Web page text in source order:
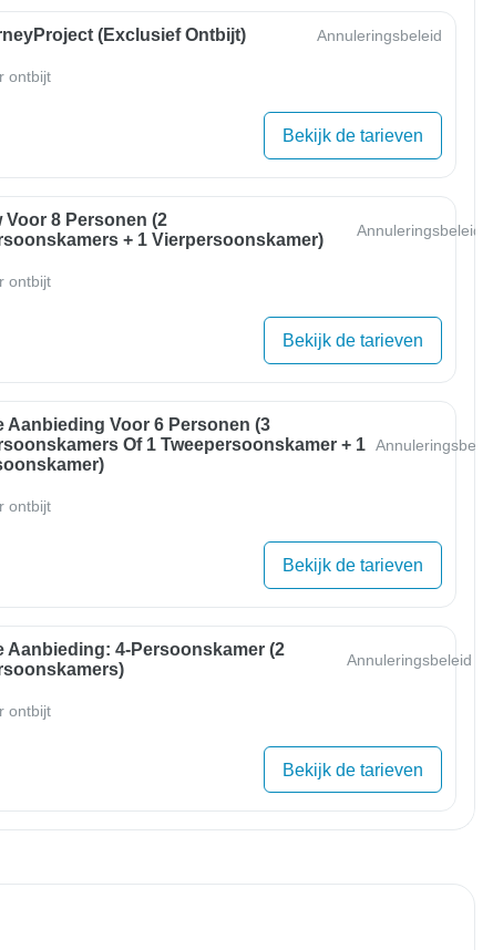
(exclusief Ontbijt) Annuleringsbeleid
ontbijt
Bekijk de tarieven
Voor 8 Personen (2
+ 1 Vierpersoonskamer)
Annuleringsbeleid
ontbijt
Bekijk de tarieven
Aanbieding Voor 6 Personen (3
Of 1 Tweepersoonskamer + 1 Annuleringsbeleid
ontbijt
Bekijk de tarieven
Aanbieding: 4-Persoonskamer (2
Annuleringsbeleid
ontbijt
Bekijk de tarieven